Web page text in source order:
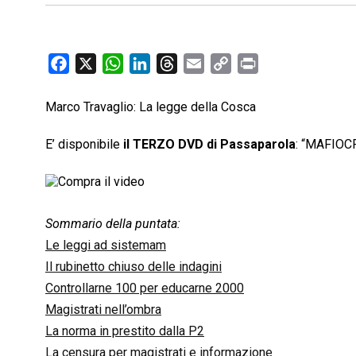
c
b
o
W
a
s
p
n
e
r
a
a
p
L
t
Marco Travaglio: La legge della Cosca
E’ disponibile il TERZO DVD di Passaparola:
Sommario della puntata:
Le leggi ad sistemam
Il rubinetto chiuso delle indagini
Controllarne 100 per educarne 2000
Magistrati nell’ombra
La norma in prestito dalla P2
La censura per magistrati e informazione